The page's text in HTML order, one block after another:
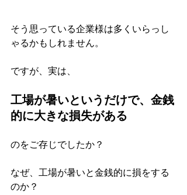
そう思っている企業様は多くいらっし
ゃるかもしれません。
ですが、実は、
工場が暑いというだけで、金銭
的に大きな損失がある
のをご存じでしたか？
なぜ、工場が暑いと金銭的に損をする
のか？